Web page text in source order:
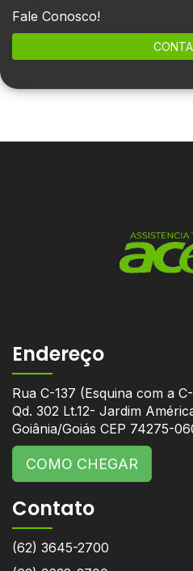
Fale Conosco!
Endereço
Rua C-137 (Esquina com a C-
Qd. 302 Lt.12- Jardim
Goiânia/Goiás CEP 74275-
COMO CHEGAR
Contato
(62) 3645-2700